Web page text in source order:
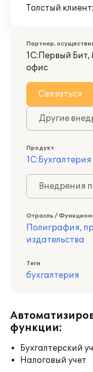
Толстый
Партнер,
1С:Первый
офис
Связаться
Другие
Продукт
1С:Бухгалтерия
Внедрения
Отрасль /
Полиграфия,
издательства
Теги
бухгалтерия
функции:
Бухгалтерский
Налоговый учет